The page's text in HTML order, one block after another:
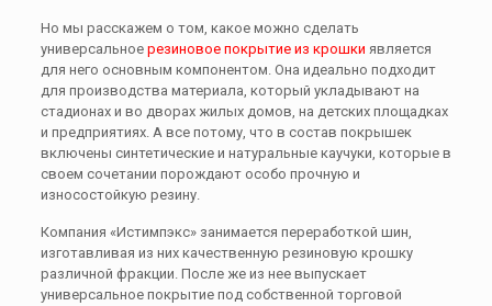
Но мы расскажем о том, какое можно сделать
универсальное резиновое покрытие из крошки является
для него основным компонентом. Она идеально подходит
для производства материала, который укладывают на
стадионах и во дворах жилых домов, на детских площадках
и предприятиях. А все потому, что в состав покрышек
включены синтетические и натуральные каучуки, которые в
своем сочетании порождают особо прочную и
износостойкую резину.
Компания «Истимпэкс» занимается переработкой шин,
изготавливая из них качественную резиновую крошку
различной фракции. После же из нее выпускает
универсальное покрытие под собственной торговой